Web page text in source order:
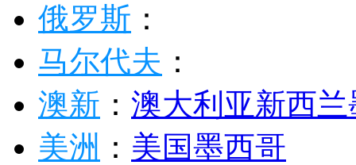
俄罗斯 ：
马尔代夫 ：
澳新 ： 澳大利亚新西兰
美洲 ： 美国墨西哥